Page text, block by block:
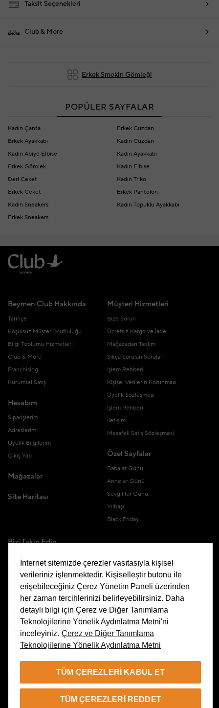
Taksit Seçenekleri
Club & More
Erkek Smokin Gömleği
POPÜLER SAYFALAR
Kadın Çanta
Erkek Cüzdan
Erkek Ayakkabı
Kadın Cüzdan
Kadın Abiye Elbise
Kadın Ayakkabı
Erkek Gömlek
Kadın Elbise
Deri Ceket
Kadın Triko
Erkek Ceket
Erkek Pantolon
Kadın Sneakers
Kadın Topuklu Ayakkabı
Erkek Sneakers
Beymen Club Hakkında
Tarihçe
Koşulsuz Müşteri Mutluluğu
Bilgi Toplumu Hizmetleri
Club & More
Franchising
Kurumsal Satış
Hesabım
Siparişlerim
Adreslerim
Üyelik Bilgilerim
Çıkış Yap
Mağazalar
Site Haritası
Müşteri Hizmetleri
Bize Sorun
Ücretsiz Kargo ve İade
Mağazadan Teslim
Sıkça Sorulan Sorular
İşlem Rehberi
Kişisel Verilerin Korunması
Üyelik Sözleşmesi
İşlem Rehberi
İletişim
Mesafeli Satış Sözleşmesi
Özel Sayfalar
Babalar Günü
Anneler Günü
Sevgililer Günü
Yılbaşı
Black Friday
Bizi Takip Edin
Uygulamamızı İndirin
İnternet sitemizde çerezler vasıtasıyla kişisel
verileriniz işlenmektedir. Kişiselleştir butonu ile
erişebileceğiniz Çerez Yönetim Paneli üzerinden
her zaman tercihlerinizi belirleyebilirsiniz. Daha
detaylı bilgi için Çerez ve Diğer Tanımlama
Teknolojilerine Yönelik Aydınlatma Metni'ni
inceleyiniz. Çerez ve Diğer Tanımlama
Teknolojilerine Yönelik Aydınlatma Metni
TÜM ÇEREZLERI KABUL ET
TÜM ÇEREZLERI REDDET